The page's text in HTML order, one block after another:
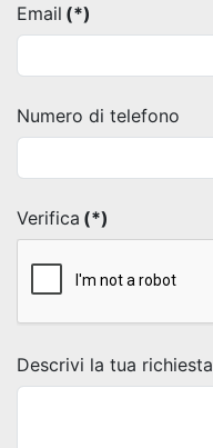
Email (*)
Numero di telefono
Verifica (*)
Descrivi la tua richiesta